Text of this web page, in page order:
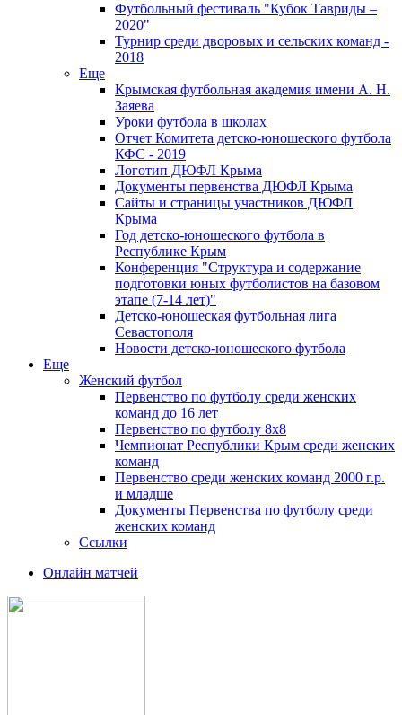
Футбольный фестиваль "Кубок Тавриды –
2020"
Турнир среди дворовых и сельских команд -
2018
Еще
Крымская футбольная академия имени А. Н.
Заяева
Уроки футбола в школах
Отчет Комитета детско-юношеского футбола
КФС - 2019
Логотип ДЮФЛ Крыма
Документы первенства ДЮФЛ Крыма
Сайты и страницы участников ДЮФЛ
Крыма
Год детско-юношеского футбола в
Республике Крым
Конференция "Структура и содержание
подготовки юных футболистов на базовом
этапе (7-14 лет)"
Детско-юношеская футбольная лига
Севастополя
Новости детско-юношеского футбола
Еще
Женский футбол
Первенство по футболу среди женских
команд до 16 лет
Первенство по футболу 8х8
Чемпионат Республики Крым среди женских
команд
Первенство среди женских команд 2000 г.р.
и младше
Документы Первенства по футболу среди
женских команд
Ссылки
Онлайн матчей